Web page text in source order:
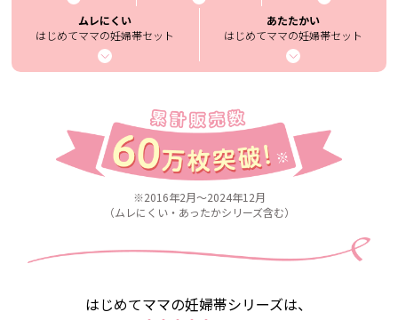
ムレにくい
はじめてママの妊婦帯セット
あたたかい
はじめてママの妊婦帯セット
※2016年2月～2024年12月
（ムレにくい・あったかシリーズ含む）
はじめてママの妊婦帯シリーズは、